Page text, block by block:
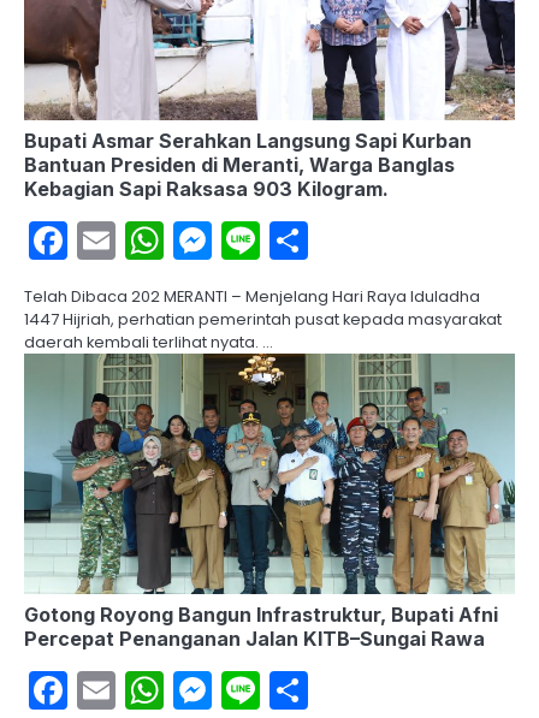
Bupati Asmar Serahkan Langsung Sapi Kurban
Bantuan Presiden di Meranti, Warga Banglas
Kebagian Sapi Raksasa 903 Kilogram.
Facebook
EmailWhatsApp
Messenger
Line
Telah Dibaca 202 MERANTI – Menjelang Hari Raya Iduladha
1447 Hijriah, perhatian pemerintah pusat kepada masyarakat
daerah kembali terlihat nyata. …
Gotong Royong Bangun Infrastruktur, Bupati Afni
Percepat Penanganan Jalan KITB–Sungai Rawa
Facebook
EmailWhatsApp
Messenger
Line